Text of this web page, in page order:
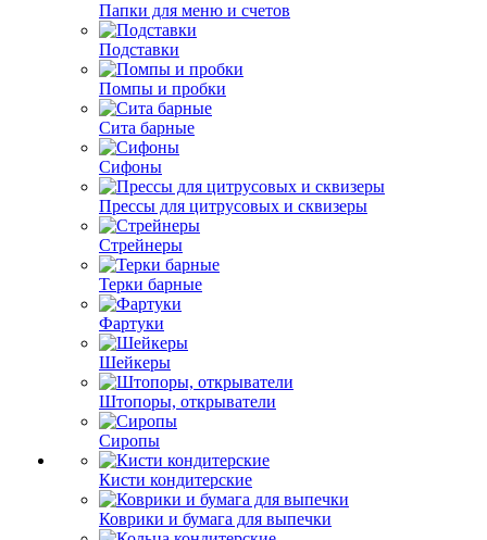
Папки для меню и счетов
Подставки
Помпы и пробки
Сита барные
Сифоны
Прессы для цитрусовых и сквизеры
Стрейнеры
Терки барные
Фартуки
Шейкеры
Штопоры, открыватели
Сиропы
Кисти кондитерские
Коврики и бумага для выпечки